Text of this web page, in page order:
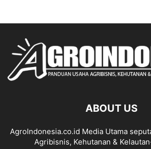
ABOUT US
AgroIndonesia.co.id Media Utama
Agribisnis, Kehutanan &